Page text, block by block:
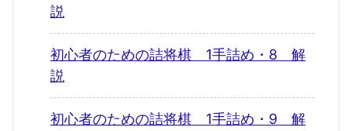
説
初心者のための詰将棋 1手詰め・8 解
説
初心者のための詰将棋 1手詰め・9 解